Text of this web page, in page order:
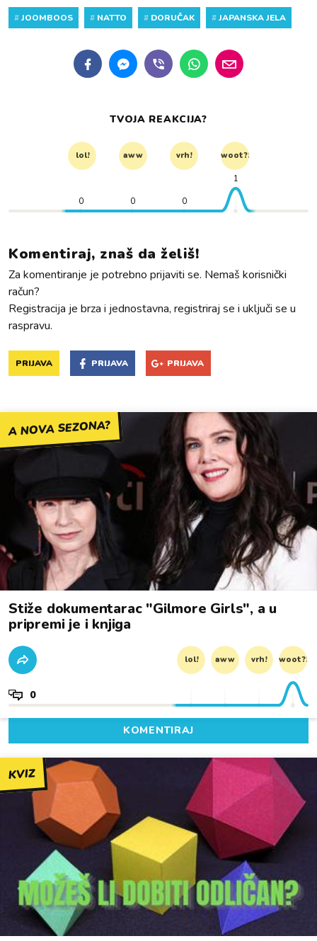
#JOOMBOOS # NATTO # DORUČAK #JAPANSKA JELA
TVOJA REAKCIJA?
lol! aww vrh! woot?!
0 0 0
1
Komentiraj, znaš da želiš!
Za komentiranje je potrebno prijaviti se. Nemaš korisnički
račun?
Registracija je brza i jednostavna, registriraj se i uključi se u
raspravu.
PRIJAVA PRIJAVA PRIJAVA
A NOVA SEZONA?
Stiže dokumentarac "Gilmore Girls", a u
pripremi je i knjiga
lol! aww vrh! woot?!
0
KOMENTIRAJ
KVIZ